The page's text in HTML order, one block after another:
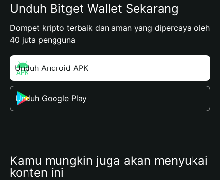
Unduh Bitget Wallet Sekarang
Dompet kripto terbaik dan aman yang dipercaya oleh
40 juta pengguna
Unduh Android APK
Unduh Google Play
Kamu mungkin juga akan menyukai
konten ini